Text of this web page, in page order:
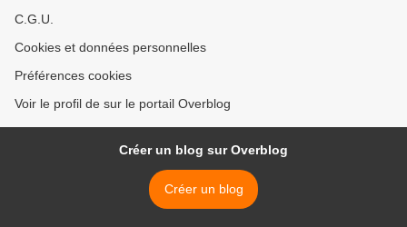
C.G.U.
Cookies et données personnelles
Préférences cookies
Voir le profil de sur le portail Overblog
Créer un blog sur Overblog
Créer un blog